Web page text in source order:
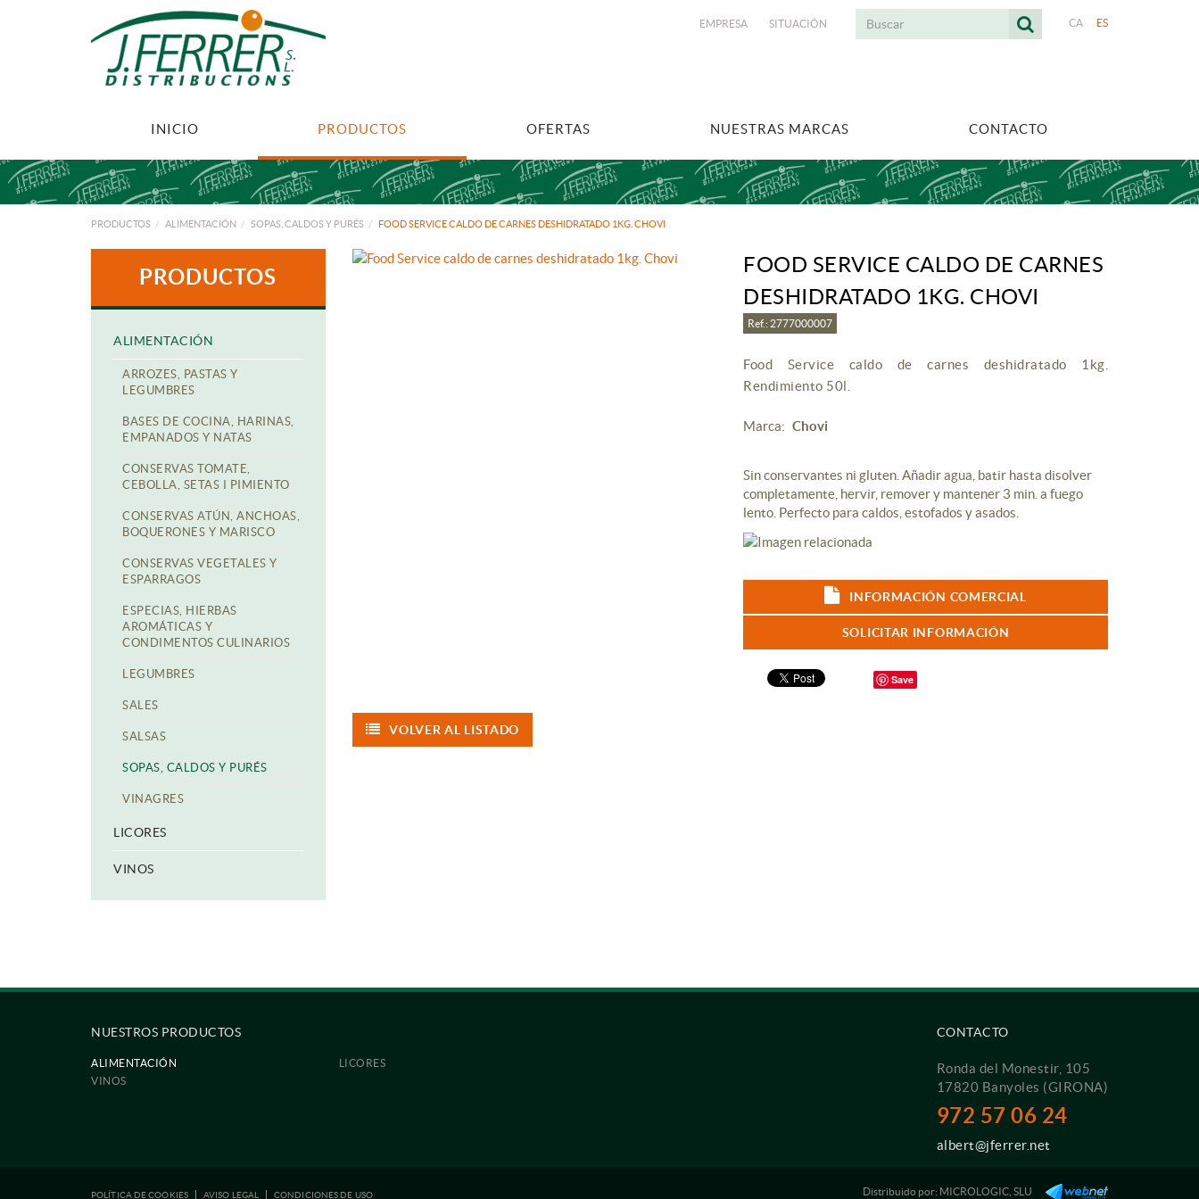
CA ES
EMPRESA SITUACIÓN
INICIO PRODUCTOS OFERTAS NUESTRAS MARCAS CONTACTO
PRODUCTOS ALIMENTACIÓN SOPAS, CALDOS Y PURÉS FOOD SERVICE CALDO DE CARNES DESHIDRATADO 1KG. CHOVI
PRODUCTOS
ALIMENTACIÓN
ARROZES, PASTAS Y
LEGUMBRES
BASES DE COCINA, HARINAS,
EMPANADOS Y NATAS
CONSERVAS TOMATE,
CEBOLLA, SETAS I PIMIENTO
CONSERVAS ATÚN, ANCHOAS,
BOQUERONES Y MARISCO
CONSERVAS VEGETALES Y
ESPARRAGOS
ESPECIAS, HIERBAS
AROMÁTICAS Y
CONDIMENTOS CULINARIOS
LEGUMBRES
SALES
SALSAS
SOPAS, CALDOS Y PURÉS
VINAGRES
LICORES
VINOS
FOOD SERVICE CALDO DE CARNES
DESHIDRATADO 1KG. CHOVI
Ref.: 2777000007
Food Service caldo de carnes deshidratado 1kg.
Rendimiento 50l.
Marca: Chovi
Sin conservantes ni gluten. Añadir agua, batir hasta disolver
completamente, hervir, remover y mantener 3 min. a fuego
lento. Perfecto para caldos, estofados y asados.
INFORMACIÓN COMERCIAL
SOLICITAR INFORMACIÓN
Save
VOLVER AL LISTADO
NUESTROS PRODUCTOS
ALIMENTACIÓN
LICORES
VINOS
CONTACTO
Ronda del Monestir, 105
17820 Banyoles (GIRONA)
972 57 06 24
albert@jferrer.net
POLÍTICA DE COOKIES AVISO LEGAL CONDICIONES DE USO Distribuido por: MICROLOGIC, SLU